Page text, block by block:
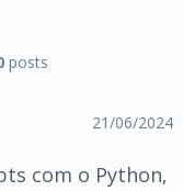
posts
21/06/2024
com o Python,